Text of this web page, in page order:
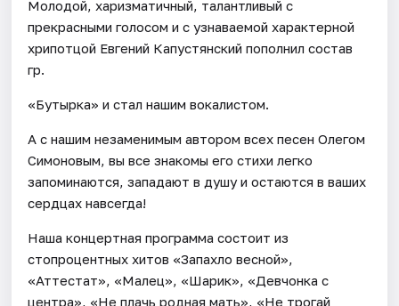
Молодой, харизматичный, талантливый с
прекрасными голосом и с узнаваемой характерной
хрипотцой Евгений Капустянский пополнил состав
гр.
«Бутырка» и стал нашим вокалистом.
А с нашим незаменимым автором всех песен Олегом
Симоновым, вы все знакомы его стихи легко
запоминаются, западают в душу и остаются в ваших
сердцах навсегда!
Наша концертная программа состоит из
стопроцентных хитов «Запахло весной»,
«Аттестат», «Малец», «Шарик», «Девчонка с
центра», «Не плачь родная мать», «Не трогай